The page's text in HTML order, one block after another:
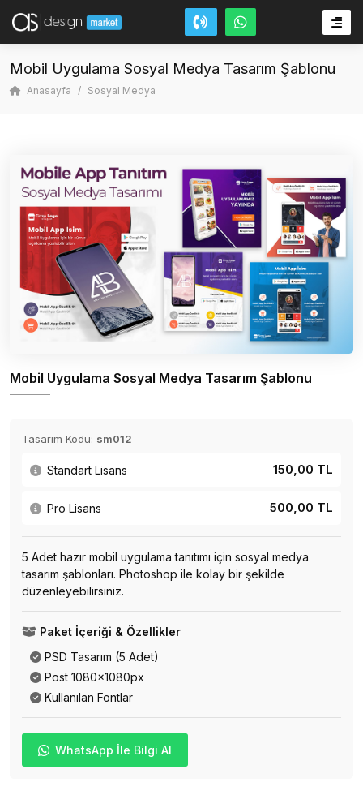
Mobil Uygulama Sosyal Medya Tasarım Şablonu
Anasayfa Sosyal Medya
Mobil Uygulama Sosyal Medya Tasarım Şablonu
Tasarım Kodu: sm012
Standart Lisans 150,00 TL
Pro Lisans 500,00 TL
5 Adet hazır mobil uygulama tanıtımı için sosyal medya
tasarım şablonları. Photoshop ile kolay bir şekilde
düzenleyebilirsiniz.
Paket İçeriği & Özellikler
PSD Tasarım (5 Adet)
Post 1080x1080px
Kullanılan Fontlar
WhatsApp İle Bilgi Al